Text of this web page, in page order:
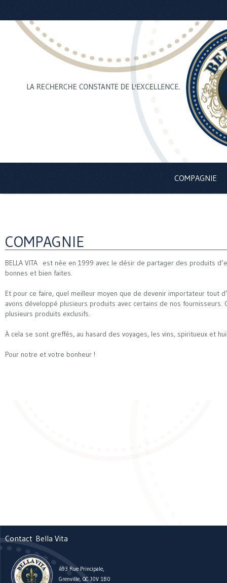
COMPAGNIE
COMPAGNIE
BELLA VITA est née en 1999 avec le désir de partager des produits
bonnes et bien faites.
Et pour ce faire, quel meilleur moyen que de devenir importateur tout
avons développé plusieurs produits avec certains de nos
plusieurs produits exclusifs.
À cela se sont greffés, au hasard des voyages, les vins, spiritueux et
Pour notre et votre bonheur !
Contact Bella Vita
493 Rue Principale,
Grenville, QC J0V 1B0